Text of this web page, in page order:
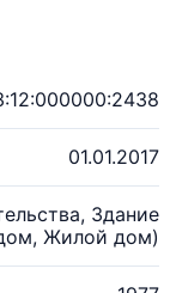
01.01.2017
Здание
Жилой дом)